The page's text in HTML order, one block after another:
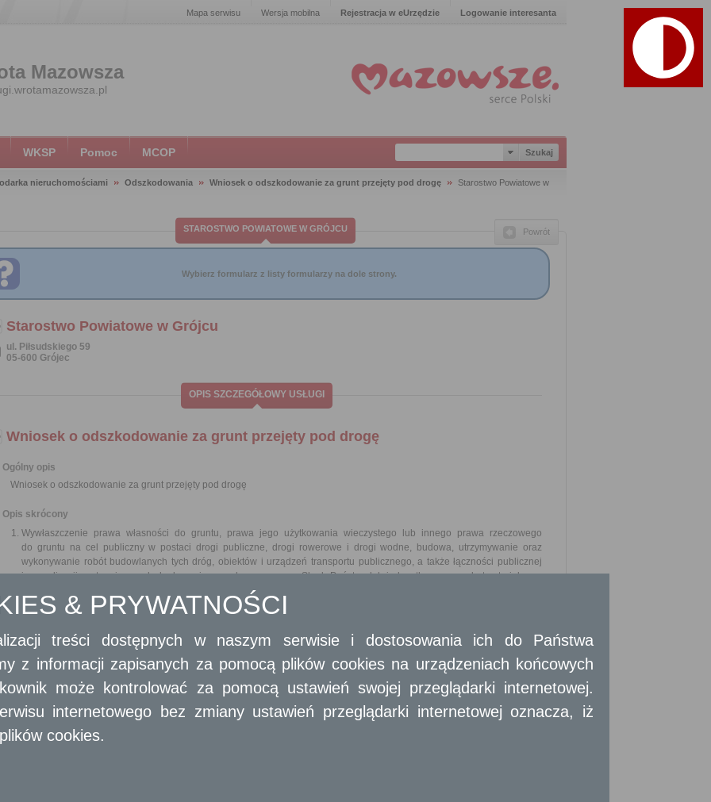
Mapa serwisu Wersja mobilna Rejestracja w eUrzędzie Logowanie interesanta
Mazowsza
WKSP Pomoc MCOP
nieruchomościami Odszkodowania Wniosek o odszkodowanie za grunt przejęty pod drogę
Starostwo Powiatowe w
STAROSTWO POWIATOWE W GRÓJCU Powrót
Wybierz formularz z listy formularzy na dole strony.
Starostwo Powiatowe w Grójcu
ul. Piłsudskiego 59
05-600 Grójec
OPIS SZCZEGÓŁOWY USŁUGI
Wniosek o odszkodowanie za grunt przejęty pod drogę
Ogólny opis
Wniosek o odszkodowanie za grunt przejęty pod drogę
Opis skrócony
Wywłaszczenie prawa własności do gruntu, prawa jego użytkowania wieczystego lub innego prawa rzeczowego
do gruntu na cel publiczny w postaci drogi publiczne, drogi rowerowe i drogi wodne, budowa, utrzymywanie oraz
wykonywanie robót budowlanych tych dróg, obiektów i urządzeń transportu publicznego, a także łączności publicznej
i sygnalizacji następuje za odszkodowaniem wypłacanym przez Skarb Państwa lub jednostkę samorządu terytorialnego
na rzecz osoby wywłaszczanej, którego wysokości powinna odpowiadać wartości wywłaszczonego gruntu lub wartości
prawa rzeczowego do tego gruntu.
wartości tych praw.
Grunty mogą być wywłaszczone tylko na rzecz Skarbu Państwa albo na rzecz jednostki samorządu terytorialnego.
Wywłaszczenie gruntu może być dokonane, jeżeli powyższy cel publiczny określone szczegółowo w art. 6 pkt 1 ustawy
z dnia 21 sierpnia 1997 r. o gospodarce nieruchomościami i nie mogą być zrealizowane w inny sposób niż poprzez
pozbawienie albo ograniczenie praw do gruntu, a prawa te nie mogą być nabyte w drodze umowy.
Wymagane dokumenty
Wniosek o odszkodowanie, który powinien w szczególności zawierać:
& PRYWATNOŚCI
treści dostępnych w naszym serwisie i dostosowania ich do Państwa
z informacji zapisanych za pomocą plików cookies na urządzeniach końcowych
może kontrolować za pomocą ustawień swojej przeglądarki internetowej.
internetowego bez zmiany ustawień przeglądarki internetowej oznacza, iż
cookies.